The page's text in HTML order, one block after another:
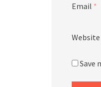
Email *
Website
Save